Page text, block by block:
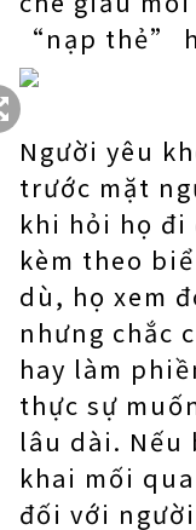
“nạp thẻ”
Người yêu
trước mặt
khi hỏi họ đi
kèm theo
dù, họ xem
nhưng chắc
hay làm
thực sự
lâu dài. Nếu
khai mối
đối với